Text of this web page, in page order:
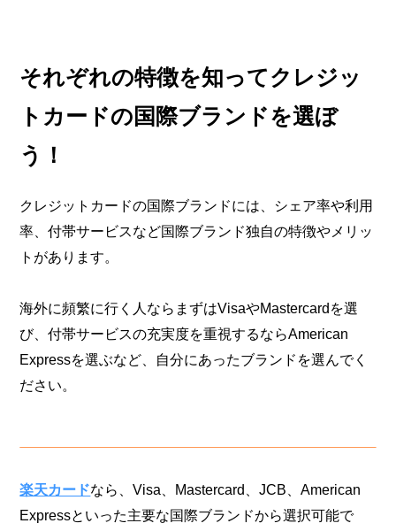
それぞれの特徴を知ってクレジッ
トカードの国際ブランドを選ぼ
う！
クレジットカードの国際ブランドには、シェア率や利用
率、付帯サービスなど国際ブランド独自の特徴やメリッ
トがあります。
海外に頻繁に行く人ならまずはVisaやMastercardを選
び、付帯サービスの充実度を重視するならAmerican
Expressを選ぶなど、自分にあったブランドを選んでく
ださい。
楽天カードなら、Visa、Mastercard、JCB、American
Expressといった主要な国際ブランドから選択可能で